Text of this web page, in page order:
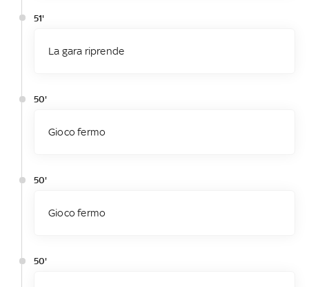
51'
La gara riprende
50'
Gioco fermo
50'
Gioco fermo
50'